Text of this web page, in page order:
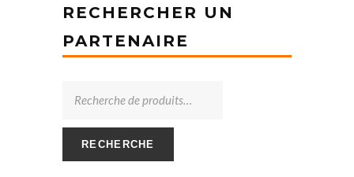
RECHERCHER UN
PARTENAIRE
RECHERCHE